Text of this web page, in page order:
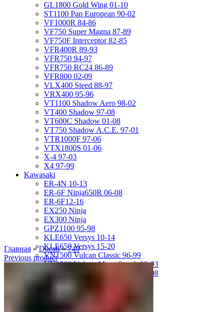
GL1800 Gold Wing 01-10
ST1100 Pan European 90-02
VF1000R 84-86
VF750 Super Magna 87-89
VF750F Interceptor 82-85
VFR400R 89-93
VFR750 94-97
VFR750 RC24 86-89
VFR800 02-09
VLX400 Steed 88-97
VRX400 95-96
VT1100 Shadow Aero 98-02
VT400 Shadow 97-08
VT600C Shadow 01-08
VT750 Shadow A.C.E. 97-01
VTR1000F 97-06
VTX1800S 01-06
X-4 97-03
X4 97-99
Kawasaki
ER-4N 10-13
ER-6F Ninja650R 06-08
ER-6F12-16
EX250 Ninja
EX300 Ninja
GPZ1100 95-98
KLE650 Versys 10-14
KLE650 Versys 15-20
VN1500 Vulcan Classic 96-99
VN1500 Vulcan Mean Streak 02-03
VN1600 Vulcan Mean Streak 04-08
Z-1000 07-09
Z-250 13-17
Z-750 04-06
Главная »Ducati»749
Previous product